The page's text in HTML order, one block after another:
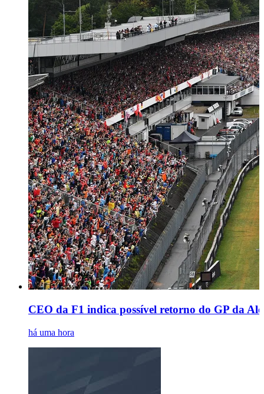
CEO da F1 indica possível retorno do GP da
há uma hora